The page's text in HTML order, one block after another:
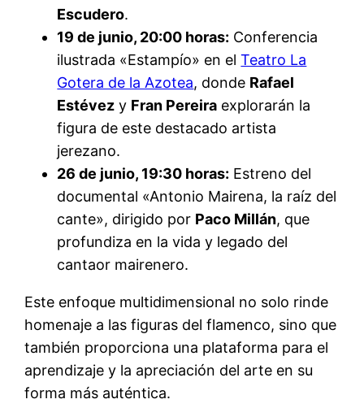
Escudero.
19 de junio, 20:00 horas: Conferencia
ilustrada «Estampío» en elTeatro La
Gotera de la Azotea, donde Rafael
Estévez y Fran Pereira explorarán la
figura de este destacado artista
jerezano.
26 de junio, 19:30 horas: Estreno del
documental «Antonio Mairena, la raíz del
cante», dirigido por Paco Millán, que
profundiza en la vida y legado del
cantaor mairenero.
Este enfoque multidimensional no solo rinde
homenaje a las figuras del flamenco, sino que
también proporciona una plataforma para el
aprendizaje y la apreciación del arte en su
forma más auténtica.